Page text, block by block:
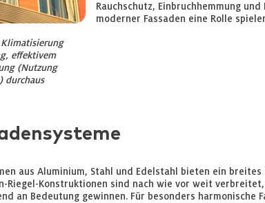
effektivem
(Nutzung
durchaus
Rauchschutz, Einbruchhemmung
moderner Fassaden eine Rolle
aus Aluminium, Stahl und Edelstahl bieten ein
Riegel-Konstruktionen sind nach wie vor weit
an Bedeutung gewinnen. Für besonders